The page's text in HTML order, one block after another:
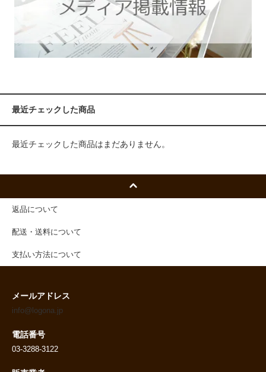
最近チェックした商品
最近チェックした商品はまだありません。
返品について
配送・送料について
支払い方法について
メールアドレス
info@logona.jp
電話番号
03-3288-3122